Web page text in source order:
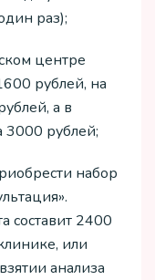
раз);
центре
рублей, на
а в
3000 рублей;
набор
составит 2400
или
анализа